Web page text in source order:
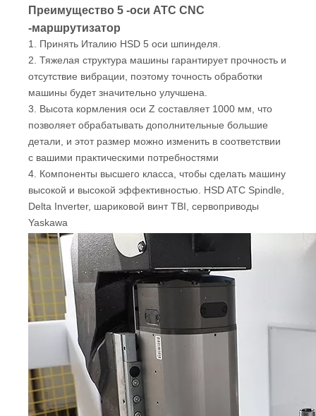
Преимущество 5 -оси ATC CNC
-маршрутизатор
1. Принять Италию HSD 5 оси шпинделя.
2. Тяжелая структура машины гарантирует прочность и
отсутствие вибрации, поэтому точность обработки
машины будет значительно улучшена.
3. Высота кормления оси Z составляет 1000 мм, что
позволяет обрабатывать дополнительные большие
детали, и этот размер можно изменить в соответствии
с вашими практическими потребностями
4. Компоненты высшего класса, чтобы сделать машину
высокой и высокой эффективностью. HSD ATC Spindle,
Delta Inverter, шариковой винт TBI, сервоприводы
Yaskawa